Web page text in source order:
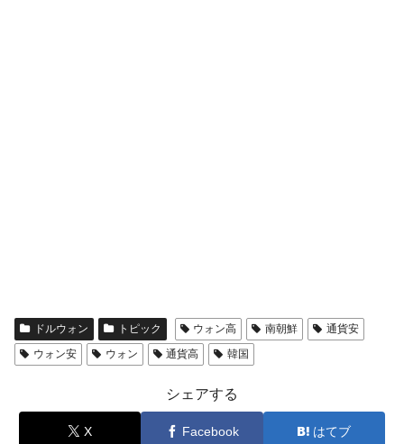
ドルウォン トピック ウォン高 南朝鮮
通貨安
ウォン安
ウォン 通貨高 韓国
シェアする
X Facebook はてブ